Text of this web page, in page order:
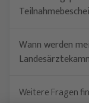
Wann werden
Weitere Fragen